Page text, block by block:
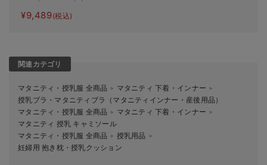
ム 4点セット 出産
祝い マタニティ・産
¥9,489(税込)
関連カテゴリ
マタニティ・授乳服 全商品 ＞ マタニティ 下着・インナー ＞
授乳ブラ・マタニティブラ（マタニティインナー・産後用品）
マタニティ・授乳服 全商品 ＞ マタニティ 下着・インナー ＞
マタニティ 授乳 キャミソール
マタニティ・授乳服 全商品 ＞ 授乳用品 ＞
妊婦用 抱き枕・授乳クッション